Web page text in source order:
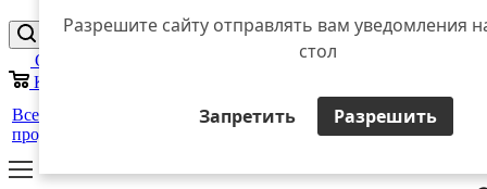
Разрешите сайту отправлять вам уведомления
стол
Запретить Разрешить
Отложенные
Корзина
Все
продукты
Стайлинг
25 лет
Салоны ЕЩЕ